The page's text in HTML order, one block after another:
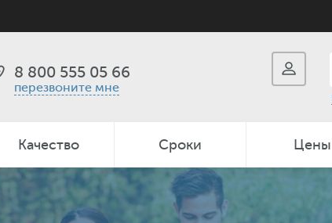
8 800 555 05 66
перезвоните мне
Качество Сроки Цены